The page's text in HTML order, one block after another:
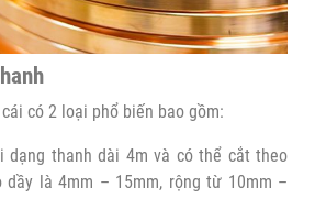
có 2 loại phổ biến bao gồm:
dạng thanh dài 4m và có thể cắt theo
dầy là 4mm – 15mm, rộng từ 10mm –